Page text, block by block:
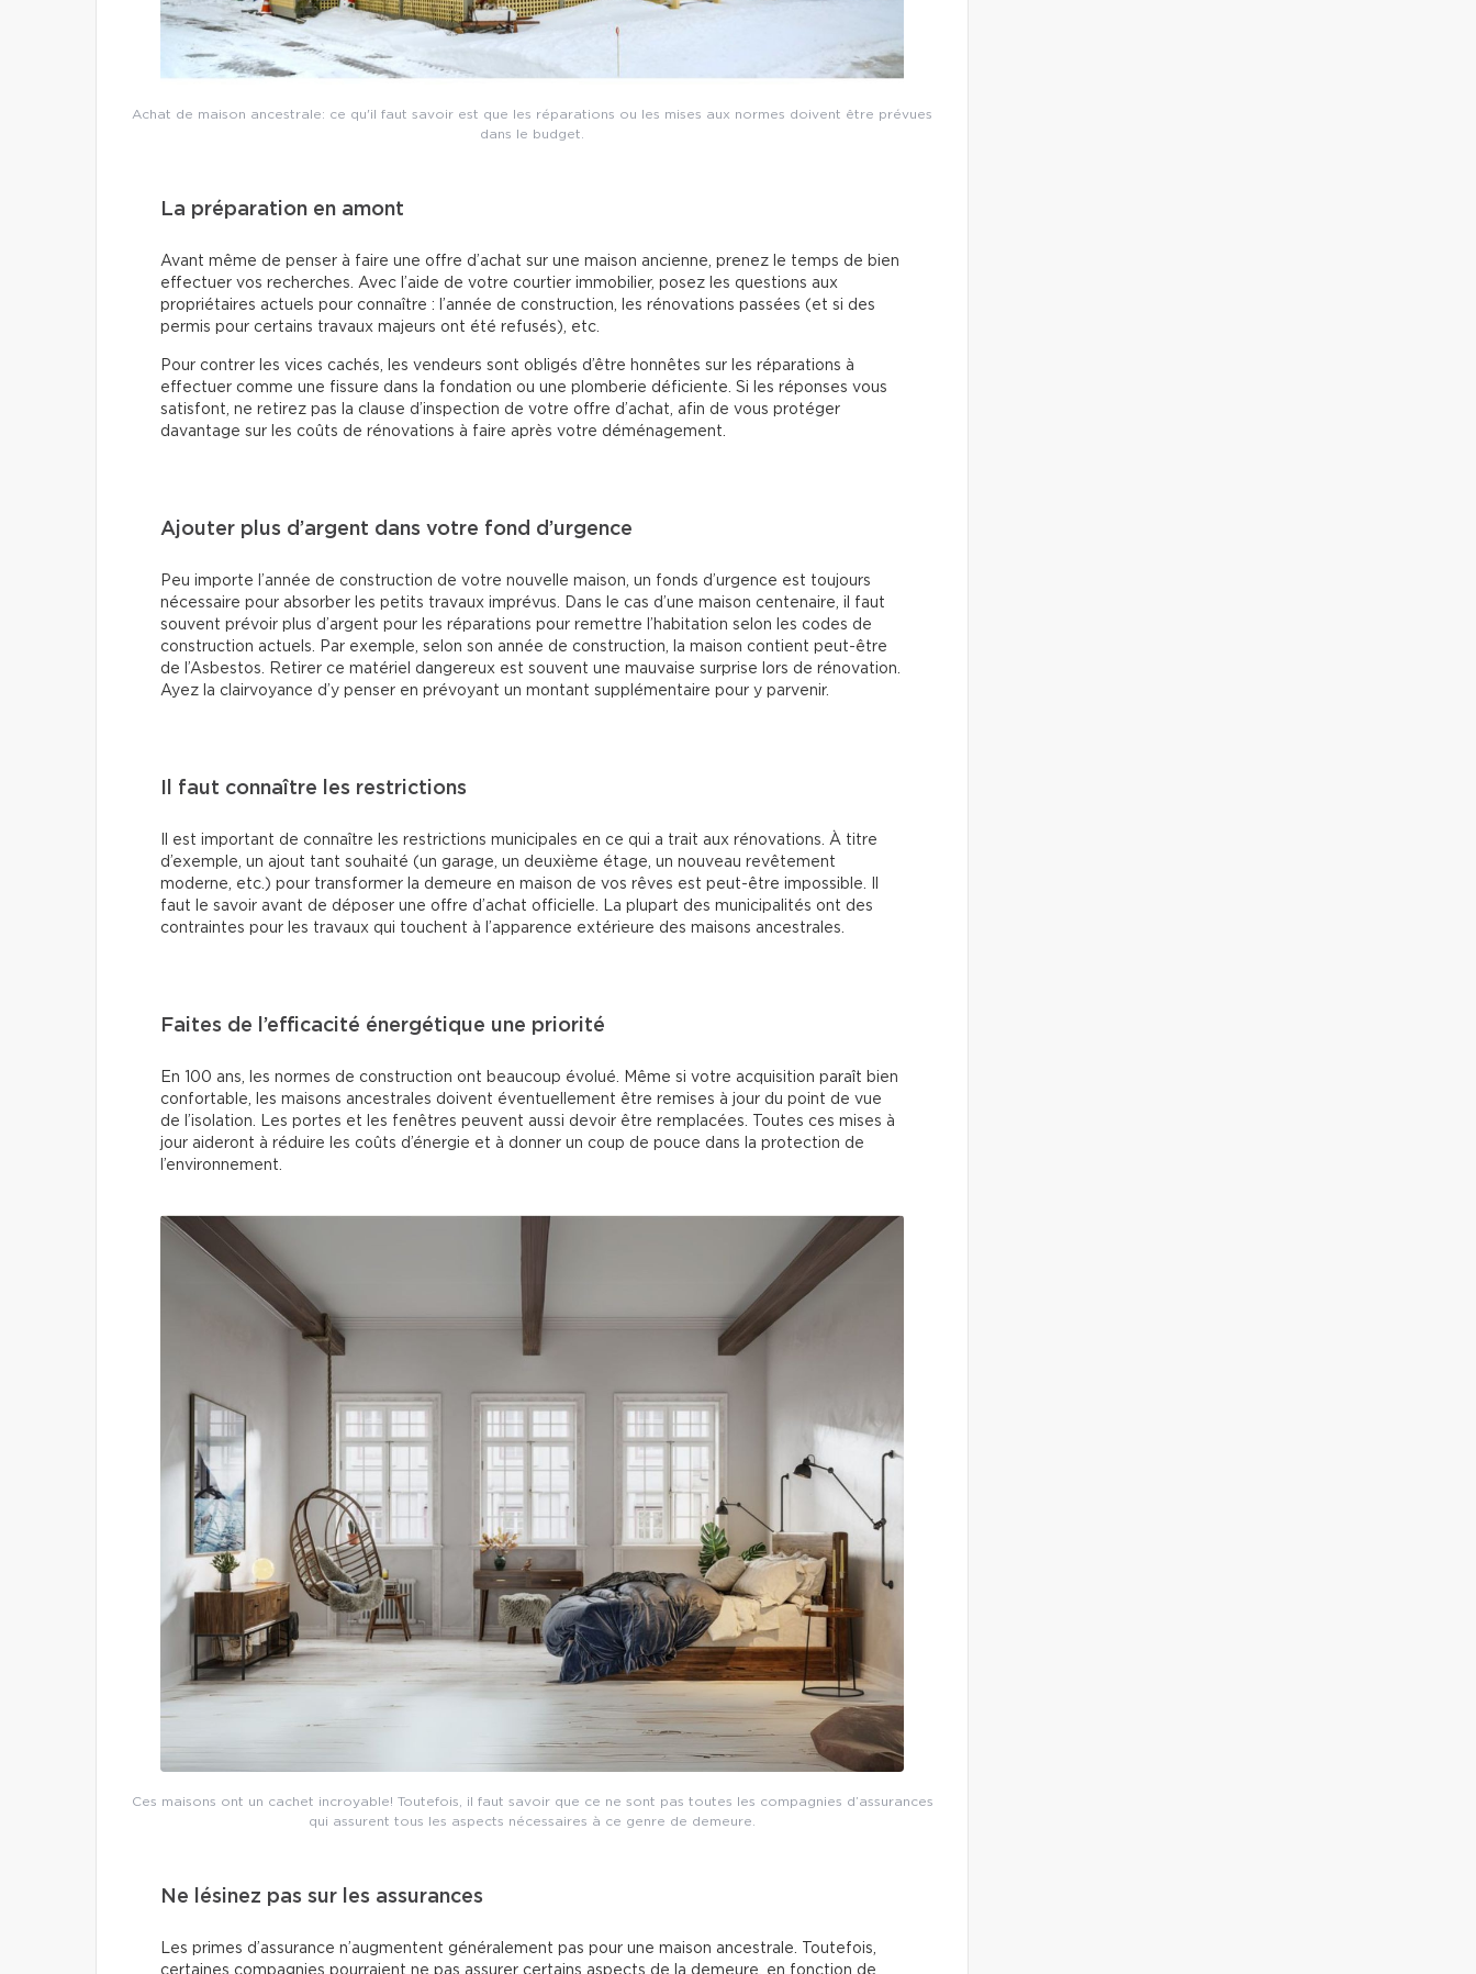
Achat de maison ancestrale: ce qu'il faut savoir est que les réparations ou les mises aux normes doivent être prévues
dans le budget.
La préparation en amont
Avant même de penser à faire une offre d’achat sur une maison ancienne, prenez le temps de bien
effectuer vos recherches. Avec l’aide de votre courtier immobilier, posez les questions aux
propriétaires actuels pour connaître : l’année de construction, les rénovations passées (et si des
permis pour certains travaux majeurs ont été refusés), etc.
Pour contrer les vices cachés, les vendeurs sont obligés d’être honnêtes sur les réparations à
effectuer comme une fissure dans la fondation ou une plomberie déficiente. Si les réponses vous
satisfont, ne retirez pas la clause d’inspection de votre offre d’achat, afin de vous protéger
davantage sur les coûts de rénovations à faire après votre déménagement.
Ajouter plus d’argent dans votre fond d’urgence
Peu importe l’année de construction de votre nouvelle maison, un fonds d’urgence est toujours
nécessaire pour absorber les petits travaux imprévus. Dans le cas d’une maison centenaire, il faut
souvent prévoir plus d’argent pour les réparations pour remettre l’habitation selon les codes de
construction actuels. Par exemple, selon son année de construction, la maison contient peut-être
de l’Asbestos. Retirer ce matériel dangereux est souvent une mauvaise surprise lors de rénovation.
Ayez la clairvoyance d’y penser en prévoyant un montant supplémentaire pour y parvenir.
Il faut connaître les restrictions
Il est important de connaître les restrictions municipales en ce qui a trait aux rénovations. À titre
d’exemple, un ajout tant souhaité (un garage, un deuxième étage, un nouveau revêtement
moderne, etc.) pour transformer la demeure en maison de vos rêves est peut-être impossible. Il
faut le savoir avant de déposer une offre d’achat officielle. La plupart des municipalités ont des
contraintes pour les travaux qui touchent à l’apparence extérieure des maisons ancestrales.
Faites de l’efficacité énergétique une priorité
En 100 ans, les normes de construction ont beaucoup évolué. Même si votre acquisition paraît bien
confortable, les maisons ancestrales doivent éventuellement être remises à jour du point de vue
de l’isolation. Les portes et les fenêtres peuvent aussi devoir être remplacées. Toutes ces mises à
jour aideront à réduire les coûts d’énergie et à donner un coup de pouce dans la protection de
l’environnement.
Ces maisons ont un cachet incroyable! Toutefois, il faut savoir que ce ne sont pas toutes les compagnies d’assurances
qui assurent tous les aspects nécessaires à ce genre de demeure.
Ne lésinez pas sur les assurances
Les primes d’assurance n’augmentent généralement pas pour une maison ancestrale. Toutefois,
certaines compagnies pourraient ne pas assurer certains aspects de la demeure, en fonction de